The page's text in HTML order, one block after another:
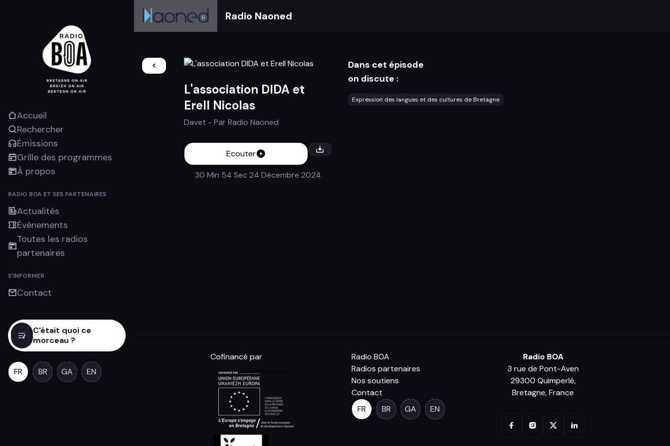
Accueil
Rechercher
Émissions
Grille des programmes
À propos
RADIO BOA ET SES PARTENAIRES
Actualités
Évènements
Toutes les radios
partenaires
S'INFORMER
Contact
C'était quoi ce
morceau ?
FR BR GA EN
Radio Naoned
L'association DIDA et
Erell Nicolas
Davet - ParRadio Naoned
Ecouter
30 Min 54 Sec 24 Décembre 2024
Dans cet épisode
on discute :
Expression des langues et des cultures de Bretagne
Cofinancé par
Radio BOA
Radios partenaires
Nos soutiens
Contact
FR
BR GA EN
Radio BOA
3 rue de Pont-Aven
29300 Quimperlé,
Bretagne, France